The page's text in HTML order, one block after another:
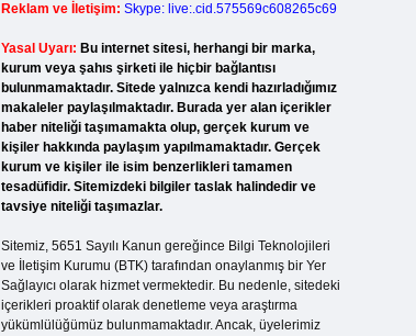
Reklam ve İletişim: Skype: live:.cid.575569c608265c69
Yasal Uyarı: Bu internet sitesi, herhangi bir marka,
kurum veya şahıs şirketi ile hiçbir bağlantısı
bulunmamaktadır. Sitede yalnızca kendi hazırladığımız
makaleler paylaşılmaktadır. Burada yer alan içerikler
haber niteliği taşımamakta olup, gerçek kurum ve
kişiler hakkında paylaşım yapılmamaktadır. Gerçek
kurum ve kişiler ile isim benzerlikleri tamamen
tesadüfidir. Sitemizdeki bilgiler taslak halindedir ve
tavsiye niteliği taşımazlar.
Sitemiz, 5651 Sayılı Kanun gereğince Bilgi Teknolojileri
ve İletişim Kurumu (BTK) tarafından onaylanmış bir Yer
Sağlayıcı olarak hizmet vermektedir. Bu nedenle, sitedeki
içerikleri proaktif olarak denetleme veya araştırma
yükümlülüğümüz bulunmamaktadır. Ancak, üyelerimiz